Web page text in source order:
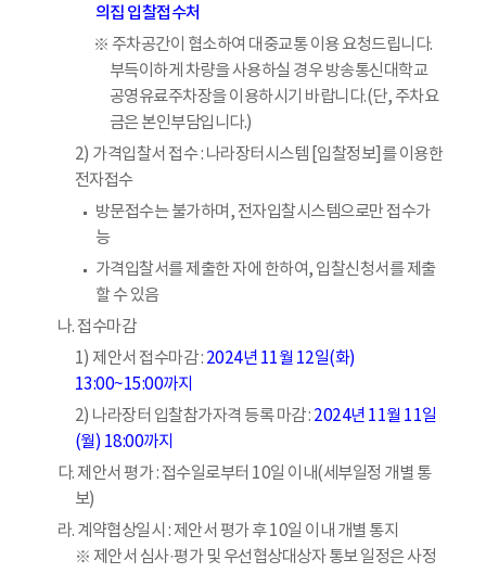
의집 입찰접수처
※ 주차공간이 협소하여 대중교통 이용 요청드립니다.
부득이하게 차량을 사용하실 경우 방송통신대학교
공영유료주차장을 이용하시기 바랍니다.(단, 주차요
금은 본인부담입니다.)
2) 가격입찰서 접수 : 나라장터시스템 [입찰정보]를 이용한
전자접수
방문접수는 불가하며, 전자입찰시스템으로만 접수가
능
가격입찰서를 제출한 자에 한하여, 입찰신청서를 제출
할 수 있음
나. 접수마감
1) 제안서 접수마감 : 2024년 11월 12일(화)
13:00~15:00까지
2) 나라장터 입찰참가자격 등록 마감 : 2024년 11월 11일
(월) 18:00까지
다. 제안서 평가 : 접수일로부터 10일 이내(세부일정 개별 통
보)
라. 계약협상일시 : 제안서 평가 후 10일 이내 개별 통지
※ 제안서 심사·평가 및 우선협상대상자 통보 일정은 사정